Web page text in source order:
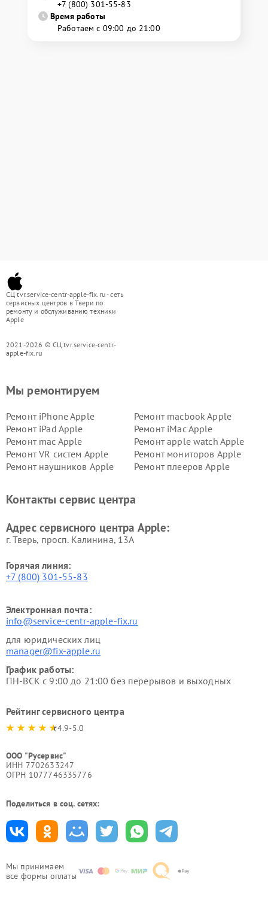
+7 (800) 301-55-83
Время работы
Работаем с 09:00 до 21:00
СЦ tvr.service-centr-apple-fix.ru - сеть
сервисных центров в Твери по
ремонту и обслуживанию техники
Apple
2021-2026 © СЦ tvr.service-centr-
apple-fix.ru
Мы принимаем
все формы оплаты
Мы ремонтируем
Ремонт iPhone Apple
Ремонт macbook Apple
Ремонт iPad Apple
Ремонт iMac Apple
Ремонт mac Apple
Ремонт apple watch Apple
Ремонт VR систем Apple
Ремонт мониторов Apple
Ремонт наушников Apple
Ремонт плееров Apple
Контакты сервис центра
Адрес сервисного центра Apple:
г. Тверь, просп. Калинина, 13А
Горячая линия:
+7 (800) 301-55-83
Электронная почта:
info@service-centr-apple-fix.ru
для юридических лиц
manager@fix-apple.ru
График работы:
ПН-ВСК с 9:00 до 21:00 без перерывов и выходных
Рейтинг сервисного центра
4.9-5.0
ООО "Русервис"
ИНН 7702633247
ОГРН 1077746335776
Поделиться в соц. сетях: